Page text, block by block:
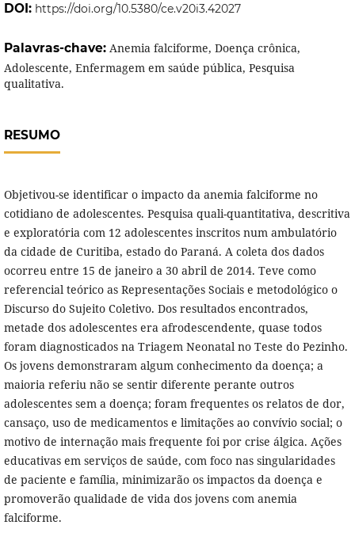
DOI: https://doi.org/10.5380/ce.v20i3.42027
Palavras-chave: Anemia falciforme, Doença crônica,
Adolescente, Enfermagem em saúde pública, Pesquisa
qualitativa.
RESUMO
Objetivou-se identificar o impacto da anemia falciforme no
cotidiano de adolescentes. Pesquisa quali-quantitativa, descritiva
e exploratória com 12 adolescentes inscritos num ambulatório
da cidade de Curitiba, estado do Paraná. A coleta dos dados
ocorreu entre 15 de janeiro a 30 abril de 2014. Teve como
referencial teórico as Representações Sociais e metodológico o
Discurso do Sujeito Coletivo. Dos resultados encontrados,
metade dos adolescentes era afrodescendente, quase todos
foram diagnosticados na Triagem Neonatal no Teste do Pezinho.
Os jovens demonstraram algum conhecimento da doença; a
maioria referiu não se sentir diferente perante outros
adolescentes sem a doença; foram frequentes os relatos de dor,
cansaço, uso de medicamentos e limitações ao convívio social; o
motivo de internação mais frequente foi por crise álgica. Ações
educativas em serviços de saúde, com foco nas singularidades
de paciente e família, minimizarão os impactos da doença e
promoverão qualidade de vida dos jovens com anemia
falciforme.